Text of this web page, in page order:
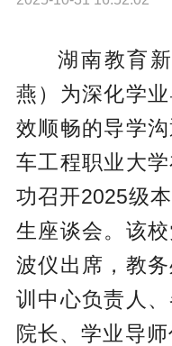
湖南教育
燕） 为深化学
效顺畅的导学
车工程职业大
功召开2025级
生座谈会。该
波仪出席，教
训中心负责人
院长、学业导